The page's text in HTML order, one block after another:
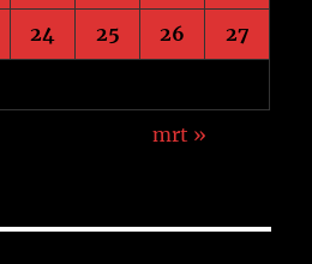
24 25 26 27
mrt »